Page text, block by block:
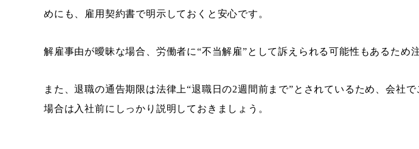
めにも、雇用契約書で明示しておくと安心です。
解雇事由が曖昧な場合、労働者に“不当解雇”として訴えられる可能性もあるため
また、退職の通告期限は法律上“退職日の2週間前まで”とされているため、会社
場合は入社前にしっかり説明しておきましょう。